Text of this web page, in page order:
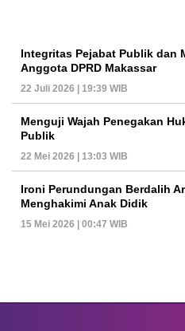
Integritas Pejabat Publik dan
Anggota DPRD Makassar
22 Juli 2026 | 19:39 WIB
Menguji Wajah Penegakan
Publik
22 Mei 2026 | 13:03 WIB
Ironi Perundungan Berdalih
Menghakimi Anak Didik
15 Mei 2026 | 00:47 WIB